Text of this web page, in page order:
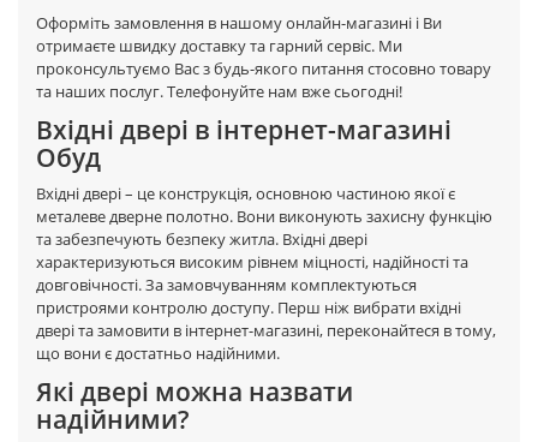
Оформіть замовлення в нашому онлайн-магазині і Ви
отримаєте швидку доставку та гарний сервіс. Ми
проконсультуємо Вас з будь-якого питання стосовно товару
та наших послуг. Телефонуйте нам вже сьогодні!
Вхідні двері в інтернет-магазині
Обуд
Вхідні двері – це конструкція, основною частиною якої є
металеве дверне полотно. Вони виконують захисну функцію
та забезпечують безпеку житла. Вхідні двері
характеризуються високим рівнем міцності, надійності та
довговічності. За замовчуванням комплектуються
пристроями контролю доступу. Перш ніж вибрати вхідні
двері та замовити в інтернет-магазині, переконайтеся в тому,
що вони є достатньо надійними.
Які двері можна назвати
надійними?